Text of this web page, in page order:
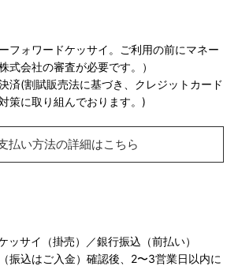
フォワードケッサイ。ご利用の前にマネー
式会社の審査が必要です。）
済(割賦販売法に基づき、クレジットカード
策に取り組んでおります。)
払い方法の詳細はこちら
サイ（掛売）／銀行振込（前払い）
振込はご入金）確認後、2〜3営業日以内に